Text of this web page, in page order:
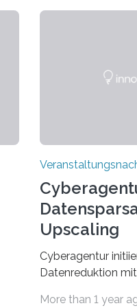
Upscaling
Cyberagentur
Datenreduktion
More than 1 year